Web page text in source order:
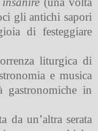
gli antichi sapori
di festeggiare
liturgica di
e musica
in
da un’altra serata